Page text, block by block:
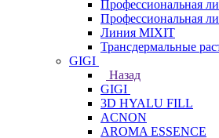
Профессиональная
Профессиональная
Линия MIXIT
Трансдермальные
GIGI
Назад
GIGI
3D HYALU FILL
ACNON
AROMA ESSENCE